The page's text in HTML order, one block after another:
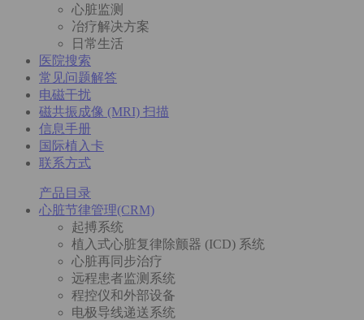
心脏监测
冶疗解决方案
日常生活
医院搜索
常见问题解答
电磁干扰
磁共振成像 (MRI) 扫描
信息手册
国际植入卡
联系方式
产品目录
心脏节律管理(CRM)
起搏系统
植入式心脏复律除颤器 (ICD) 系统
心脏再同步治疗
远程患者监测系统
程控仪和外部设备
电极导线递送系统